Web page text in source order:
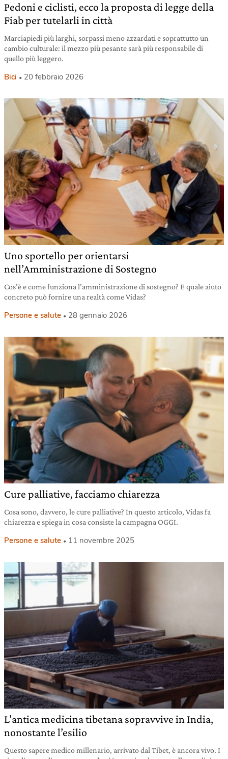
Pedoni e ciclisti, ecco la proposta di legge della
Fiab per tutelarli in città
Marciapiedi più larghi, sorpassi meno azzardati e soprattutto un
cambio culturale: il mezzo più pesante sarà più responsabile di
quello più leggero.
Bici 20 febbraio 2026
Uno sportello per orientarsi
nell’Amministrazione di Sostegno
Cos’è e come funziona l’amministrazione di sostegno? E quale aiuto
concreto può fornire una realtà come Vidas?
Persone e salute 28 gennaio 2026
Cure palliative, facciamo chiarezza
Cosa sono, davvero, le cure palliative? In questo articolo, Vidas fa
chiarezza e spiega in cosa consiste la campagna OGGI.
Persone e salute 11 novembre 2025
L’antica medicina tibetana sopravvive in India,
nonostante l’esilio
Questo sapere medico millenario, arrivato dal Tibet, è ancora vivo. I